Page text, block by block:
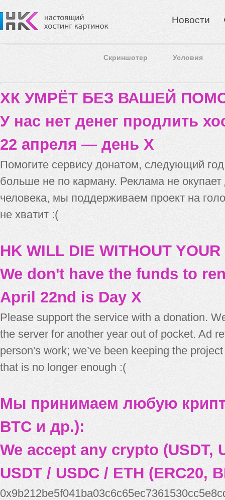
Новости
Скриншотер Условия
ХК УМРЁТ БЕЗ ВАШЕЙ
У нас нет денег продлить
22 апреля — день X
Помогите сервису донатом, следующий
больше не по карману. Реклама не
человека, мы поддерживаем проект на
не хватит :(
HK WILL DIE WITHOUT
We don't have the funds to
April 22nd is Day X
Please support the service with a donation.
the server for another year out of pocket. Ad
person's work; we’ve been keeping the
that is no longer enough :(
Мы принимаем любую
BTC и др.):
We accept any crypto (USDT,
USDT / USDC / ETH (ERC20,